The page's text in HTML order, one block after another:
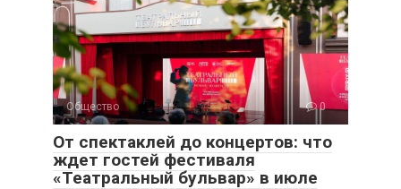
Общество 0
От спектаклей до концертов: что
ждет гостей фестиваля
«Театральный бульвар» в июле